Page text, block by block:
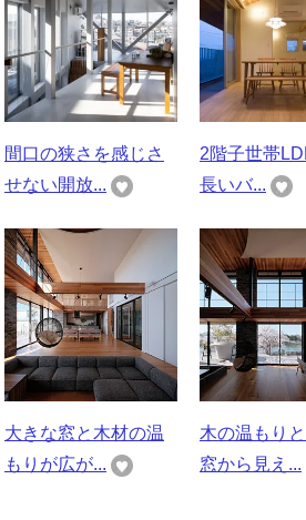
間口の狭さを感じさ
せない開放...
2階子世帯
長いバ...
大きな窓と木材の温
もりが広が...
木の温もり
窓から見え...